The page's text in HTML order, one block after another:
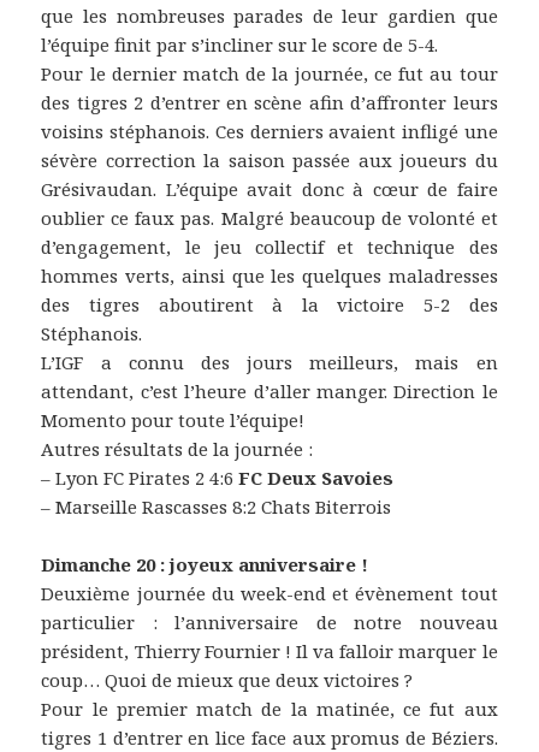
que les nombreuses parades de leur gardien que
l’équipe finit par s’incliner sur le score de 5-4.
Pour le dernier match de la journée, ce fut au tour
des tigres 2 d’entrer en scène afin d’affronter leurs
voisins stéphanois. Ces derniers avaient infligé une
sévère correction la saison passée aux joueurs du
Grésivaudan. L’équipe avait donc à cœur de faire
oublier ce faux pas. Malgré beaucoup de volonté et
d’engagement, le jeu collectif et technique des
hommes verts, ainsi que les quelques maladresses
des tigres aboutirent à la victoire 5-2 des
Stéphanois.
L’IGF a connu des jours meilleurs, mais en
attendant, c’est l’heure d’aller manger. Direction le
Momento pour toute l’équipe!
Autres résultats de la journée :
– Lyon FC Pirates 2 4:6FC Deux Savoies
– Marseille Rascasses 8:2 Chats Biterrois
Dimanche 20 : joyeux anniversaire !
Deuxième journée du week-end et évènement tout
particulier : l’anniversaire de notre nouveau
président, Thierry Fournier ! Il va falloir marquer le
coup… Quoi de mieux que deux victoires ?
Pour le premier match de la matinée, ce fut aux
tigres 1 d’entrer en lice face aux promus de Béziers.